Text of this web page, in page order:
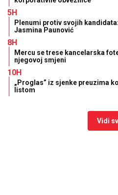
5H
Plenumi protiv svojih
Jasmina Paunović
8H
Mercu se trese kancelarska
njegovoj smjeni
10H
„Proglas” iz sjenke preuzima
listom
Vidi